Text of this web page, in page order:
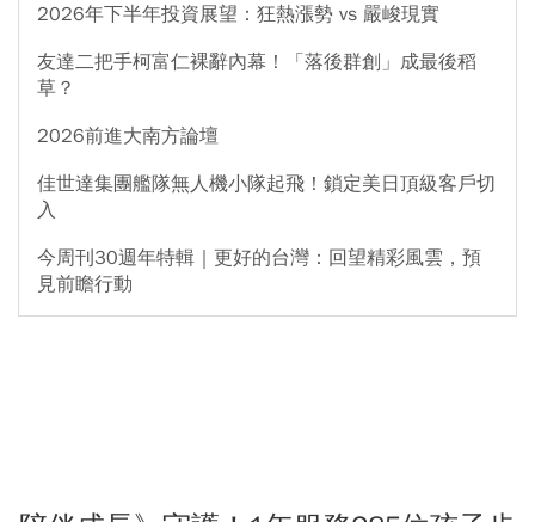
2026年下半年投資展望：狂熱漲勢 vs 嚴峻現實
友達二把手柯富仁裸辭內幕！「落後群創」成最後稻
草？
2026前進大南方論壇
佳世達集團艦隊無人機小隊起飛！鎖定美日頂級客戶切
入
今周刊30週年特輯｜更好的台灣：回望精彩風雲，預
見前瞻行動